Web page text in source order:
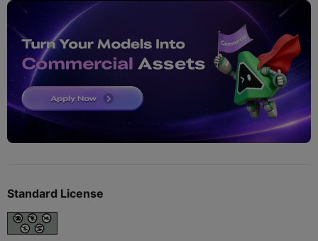
Standard License